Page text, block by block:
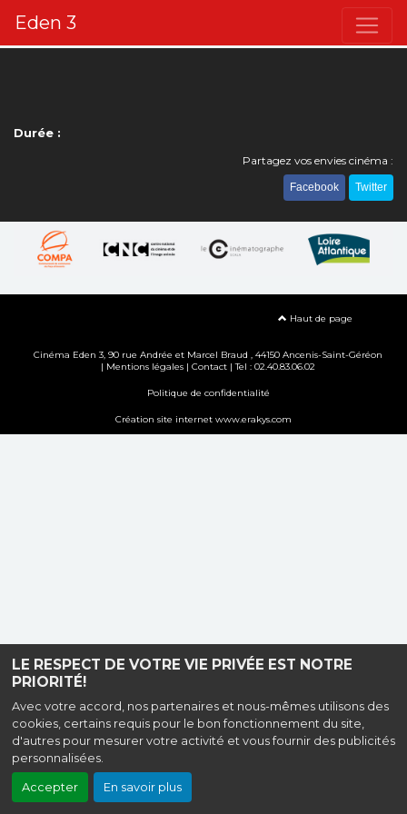
LE RESPECT DE VOTRE VIE PRIVÉE EST NOTRE
PRIORITÉ!
Avec votre accord, nos partenaires et nous-mêmes utilisons des
cookies, certains requis pour le bon fonctionnement du site,
d'autres pour mesurer votre activité et vous fournir des publicités
personnalisées.
Accepter En savoir plus
Eden 3
Durée :
Partagez vos envies cinéma :
Facebook Twitter
Haut de page
Cinéma Eden 3, 90 rue Andrée et Marcel Braud , 44150 Ancenis-Saint-Géréon
| Mentions légales | Contact | Tel : 02.40.83.06.02
Politique de confidentialité
Création site internet www.erakys.com